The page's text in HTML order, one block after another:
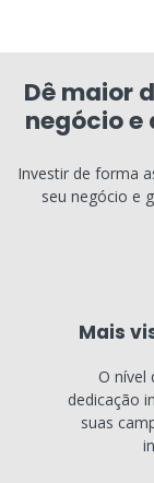
Dê maior
negócio e
Investir de forma
seu negócio e
Mais
O nível
dedicação
suas